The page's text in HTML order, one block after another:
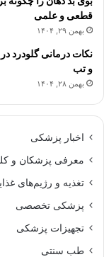
قطعی و علمی
بهمن ۲۹, ۱۴۰۴
نکات درمانی گلودرد
و تب
بهمن ۲۸, ۱۴۰۴
اخبار پزشکی
معرفی پزشکان و
تغذیه و رژیم‌های
پزشکی تخصصی
تجهیزات پزشکی
طب سنتی